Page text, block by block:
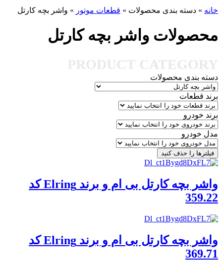
خانه » دسته بندی محصولات » قطعات موتور » واشر بچه کارتل
محصولات واشر بچه کارتل
دسته بندی محصولات
برند قطعات
برند خودرو
مدل خودرو
فیلترها را حذف کنید
واشر بچه کارتل بی ام و برند Elring کد
359.22
واشر بچه کارتل بی ام و برند Elring کد
369.71